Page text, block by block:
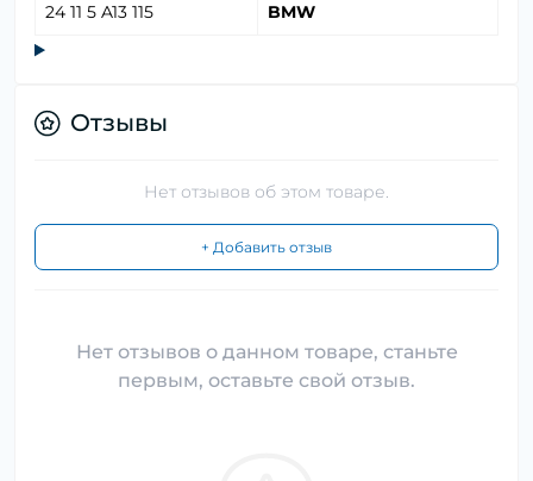
24 11 5 A13 115 BMW
Отзывы
Нет отзывов об этом товаре.
+ Добавить отзыв
Нет отзывов о данном товаре, станьте
первым, оставьте свой отзыв.